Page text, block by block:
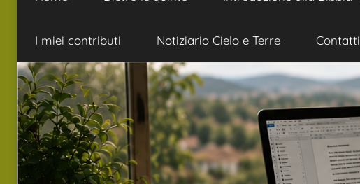
I miei contributi Notiziario Cielo e Terre Contatti